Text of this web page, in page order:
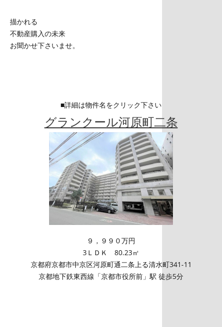
描かれる
不動産購入の未来
お聞かせ下さいませ。
■詳細は物件名をクリック下さい
グランクール河原町二条
９，９９０万円
3ＬＤＫ 80.23㎡
京都府京都市中京区河原町通二条上る清水町341-11
京都地下鉄東西線「京都市役所前」駅 徒歩5分